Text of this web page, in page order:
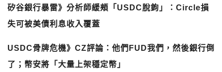
矽谷銀行暴雷》分析師緩頰「USDC脫鉤」：Circle損
失可被美債利息收入覆蓋
USDC骨牌危機》CZ評論：他們FUD我們，然後銀行倒
了；幣安將「大量上架穩定幣」